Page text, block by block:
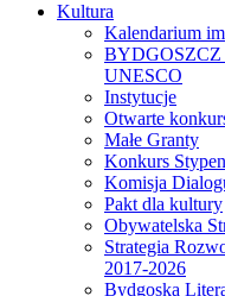
Kultura
Kalendarium
UNESCO
Instytucje
Otwarte
Małe Granty
Konkurs
Komisja
Pakt dla kultury
Obywatelska
Strategia
2017-2026
Bydgoska